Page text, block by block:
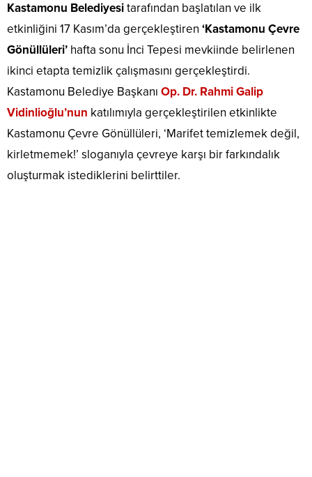
Kastamonu Belediyesitarafından başlatılan ve ilk
etkinliğini 17 Kasım’da gerçekleştiren ‘Kastamonu Çevre
Gönüllüleri’ hafta sonu İnci Tepesi mevkiinde belirlenen
ikinci etapta temizlik çalışmasını gerçekleştirdi.
Kastamonu Belediye Başkanı Op. Dr. Rahmi Galip
Vidinlioğlu’nun katılımıyla gerçekleştirilen etkinlikte
Kastamonu Çevre Gönüllüleri, ‘Marifet temizlemek değil,
kirletmemek!’ sloganıyla çevreye karşı bir farkındalık
oluşturmak istediklerini belirttiler.